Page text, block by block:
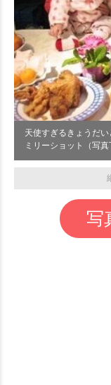
天使すぎるきょうだ
ミリーショット（写真
写